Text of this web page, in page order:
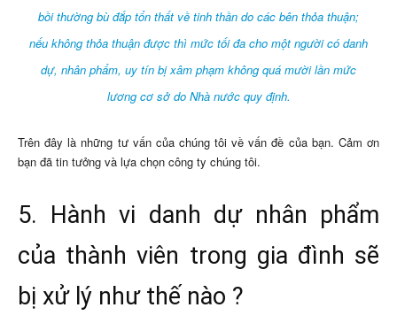
bồi thường bù đắp tổn thất về tinh thần do các bên thỏa thuận;
nếu không thỏa thuận được thì mức tối đa cho một người có danh
dự, nhân phẩm, uy tín bị xâm phạm không quá mười lần mức
lương cơ sở do Nhà nước quy định.
Trên đây là những tư vấn của chúng tôi về vấn đề của bạn. Cảm ơn
bạn đã tin tưởng và lựa chọn công ty chúng tôi.
5. Hành vi danh dự nhân phẩm
của thành viên trong gia đình sẽ
bị xử lý như thế nào ?